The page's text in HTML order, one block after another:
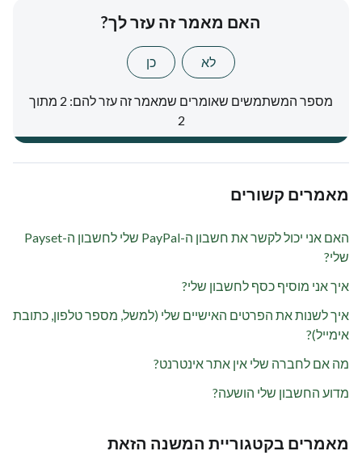
האם מאמר זה עזר לך?
לא כן
מספר המשתמשים שאומרים שמאמר זה עזר להם: 2 מתוך
2
מאמרים קשורים
האם אני יכול לקשר את חשבון ה-PayPal שלי לחשבון ה-Payset
שלי?
איך אני מוסיף כסף לחשבון שלי?
איך לשנות את הפרטים האישיים שלי (למשל, מספר טלפון, כתובת
אימייל)?
מה אם לחברה שלי אין אתר אינטרנט?
מדוע החשבון שלי הושעה?
מאמרים בקטגוריית המשנה הזאת